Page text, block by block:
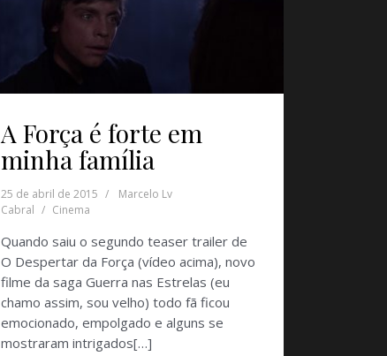
A Força é forte em
minha família
25 de abril de 2015
Marcelo Lv
Cabral
Cinema
Quando saiu o segundo teaser trailer de
O Despertar da Força (vídeo acima), novo
filme da saga Guerra nas Estrelas (eu
chamo assim, sou velho) todo fã ficou
emocionado, empolgado e alguns se
mostraram intrigados[…]